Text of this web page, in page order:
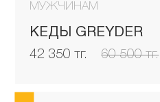
МУЖЧИНАМ
КЕДЫ GREYDER
42 350 тг. 60 500 тг.